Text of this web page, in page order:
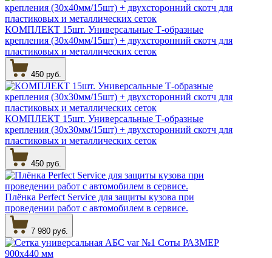
КОМПЛЕКТ 15шт. Универсальные Т-образные
крепления (30х40мм/15шт) + двухсторонний скотч для
пластиковых и металлических сеток
450 руб.
КОМПЛЕКТ 15шт. Универсальные Т-образные
крепления (30х30мм/15шт) + двухсторонний скотч для
пластиковых и металлических сеток
450 руб.
Плёнка Perfect Service для защиты кузова при
проведении работ с автомобилем в сервисе.
7 980 руб.